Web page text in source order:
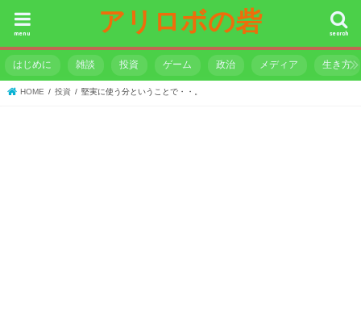
アリロボの砦 search
menu
はじめに 雑談 投資 ゲーム 政治 メディア 生き方
HOME 投資 堅実に使う分ということで・・。